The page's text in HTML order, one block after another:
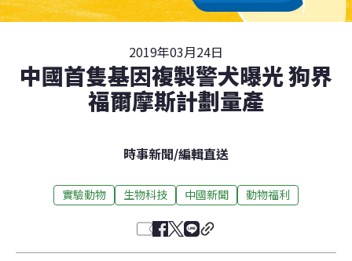
2019年03月24日
中國首隻基因複製警犬曝光 狗界
福爾摩斯計劃量產
時事新聞/編輯直送
實驗動物 生物科技 中國新聞 動物福利